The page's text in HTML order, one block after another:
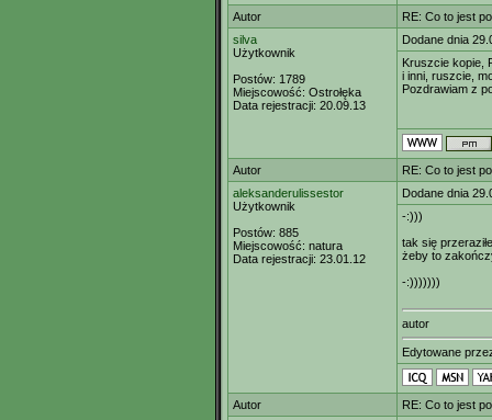
Autor
RE: Co to jest
silva
Użytkownik
Postów: 1789
Miejscowość: Ostrołęka
Data rejestracji: 20.09.13
Dodane dnia
Kruszcie kopie,
i inni, ruszcie,
Pozdrawiam z
Autor
RE: Co to jest
aleksanderulissestor
Użytkownik
Postów: 885
Miejscowość: natura
Data rejestracji: 23.01.12
Dodane dnia
-:)))
tak się
żeby to
-:)))))))
autor
Edytowane
Autor
RE: Co to jest